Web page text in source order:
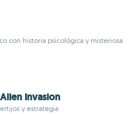
con historia psicológica y misteriosa
Invasion
y estrategia